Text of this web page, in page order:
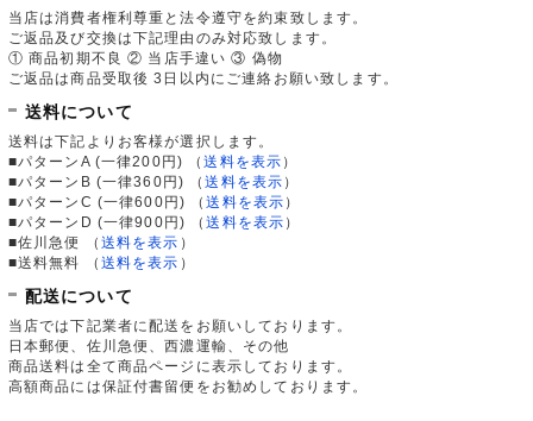
当店は消費者権利尊重と法令遵守を約束致します。
ご返品及び交換は下記理由のみ対応致します。
① 商品初期不良 ② 当店手違い ③ 偽物
ご返品は商品受取後 3日以内にご連絡お願い致します。
送料について
送料は下記よりお客様が選択します。
■パターンA (一律200円)
（送料を表示 ）
■パターンB (一律360円)
（送料を表示 ）
■パターンC (一律600円)
（送料を表示 ）
■パターンD (一律900円)
（送料を表示 ）
■佐川急便
（ 送料を表示 ）
■送料無料
（ 送料を表示 ）
配送について
当店では下記業者に配送をお願いしております。
日本郵便、佐川急便、西濃運輸、その他
商品送料は全て商品ページに表示しております。
高額商品には保証付書留便をお勧めしております。